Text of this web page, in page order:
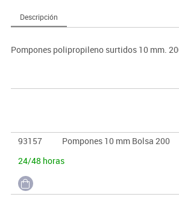
Descripción
Pompones polipropileno surtidos 10 mm.
93157
Pompones 10 mm Bolsa 200
24/48 horas